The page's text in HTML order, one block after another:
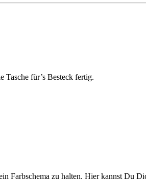
Tasche für’s Besteck fertig.
Farbschema zu halten. Hier kannst Du